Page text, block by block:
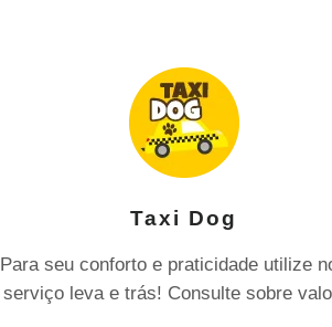
Taxi Dog
Para seu conforto e praticidade utilize
serviço leva e trás! Consulte sobre